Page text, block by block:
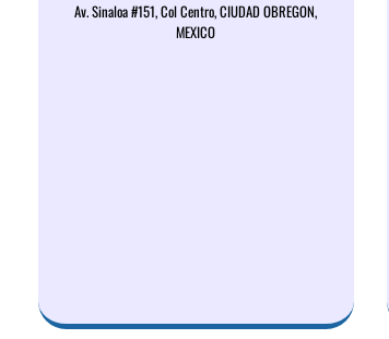
Av. Sinaloa #151, Col Centro, CIUDAD OBREGON,
MEXICO